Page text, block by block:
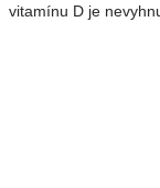
vitamínu D je